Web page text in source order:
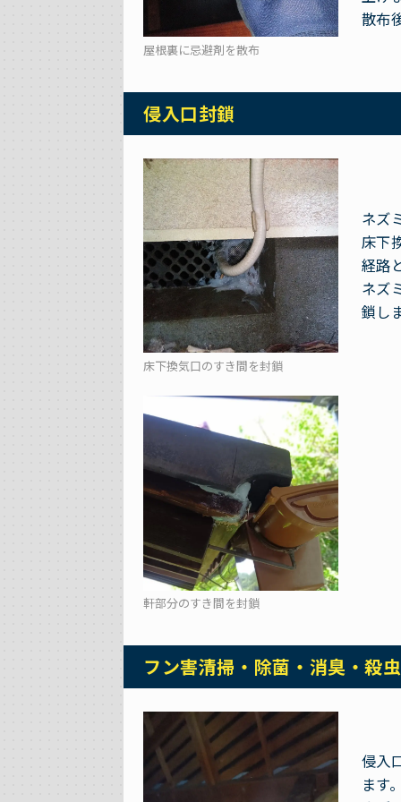
屋根裏に忌避剤を散布
散布
侵入口封鎖
床下換気口のすき間を封鎖
ネズ
床下
経路
ネズ
鎖し
軒部分のすき間を封鎖
フン害清掃・除菌・消臭・殺
侵入
ます